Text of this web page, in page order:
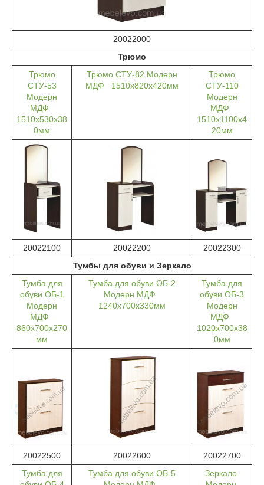
20022000
Трюмо
Трюмо
СТУ-53
Модерн
МДФ
1510х530х38
0мм
Трюмо СТУ-82 Модерн
МДФ 1510х820х420мм
Трюмо
СТУ-110
Модерн
МДФ
1510х1100х4
20мм
20022100 20022200
20022300
Тумбы для обуви и Зеркало
Тумба для
обуви ОБ-1
Модерн
МДФ
860х700х270
мм
Тумба для обуви ОБ-2
Модерн МДФ
1240х700х330мм
Тумба для
обуви ОБ-3
Модерн
МДФ
1020х700х38
0мм
20022500 20022600
20022700
Тумба для
Тумба для обуви ОБ-5
Зеркало